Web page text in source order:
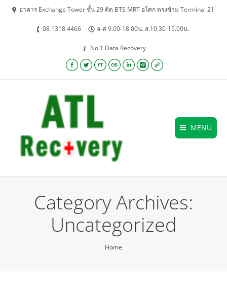
อาคาร Exchange Tower ชั้น 29 ติด BTS MRT อโศก ตรงข้าม Terminal 21
08 1318 4466 จ-ศ 9.00-18.00น. ส.10.30-15.00น.
No.1 Data Recovery
Facebook
TwitterYouTubeLastfmLinkedinInstagram
Website
MENU
Category Archives:
Uncategorized
Home